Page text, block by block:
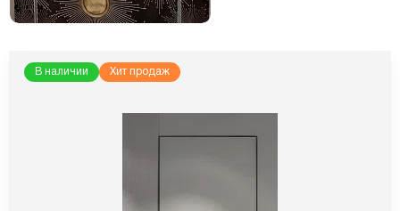
В наличии Хит продаж